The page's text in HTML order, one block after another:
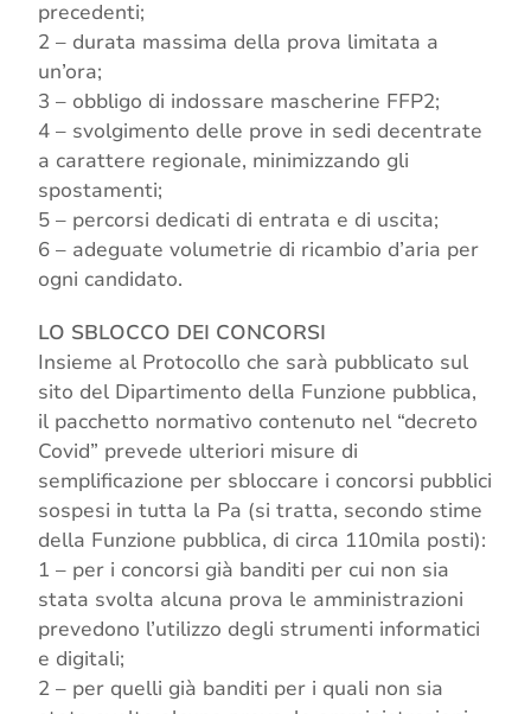
precedenti;
2 – durata massima della prova limitata a
un’ora;
3 – obbligo di indossare mascherine FFP2;
4 – svolgimento delle prove in sedi decentrate
a carattere regionale, minimizzando gli
spostamenti;
5 – percorsi dedicati di entrata e di uscita;
6 – adeguate volumetrie di ricambio d’aria per
ogni candidato.
LO SBLOCCO DEI CONCORSI
Insieme al Protocollo che sarà pubblicato sul
sito del Dipartimento della Funzione pubblica,
il pacchetto normativo contenuto nel “decreto
Covid” prevede ulteriori misure di
semplificazione per sbloccare i concorsi pubblici
sospesi in tutta la Pa (si tratta, secondo stime
della Funzione pubblica, di circa 110mila posti):
1 – per i concorsi già banditi per cui non sia
stata svolta alcuna prova le amministrazioni
prevedono l’utilizzo degli strumenti informatici
e digitali;
2 – per quelli già banditi per i quali non sia